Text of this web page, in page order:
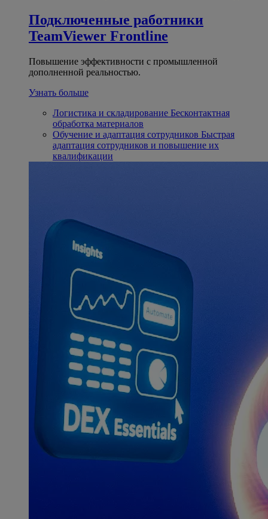
Подключенные работники
TeamViewer Frontline
Повышение эффективности с промышленной
дополненной реальностью.
Узнать больше
Логистика и складирование Бесконтактная
обработка материалов
Обучение и адаптация сотрудников Быстрая
адаптация сотрудников и повышение их
квалификации